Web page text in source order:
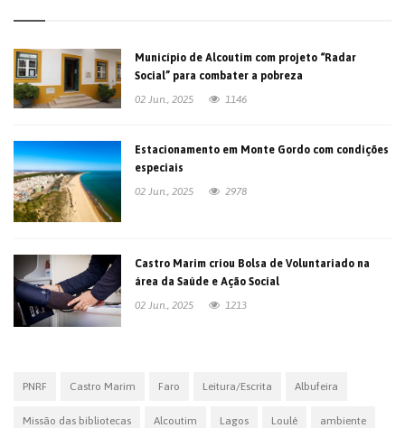
Município de Alcoutim com projeto “Radar
Social” para combater a pobreza
02 Jun., 2025
1146
Estacionamento em Monte Gordo com condições
especiais
02 Jun., 2025
2978
Castro Marim criou Bolsa de Voluntariado na
área da Saúde e Ação Social
02 Jun., 2025
1213
PNRF Castro Marim Faro Leitura/Escrita Albufeira
Missão das bibliotecas Alcoutim Lagos Loulé ambiente